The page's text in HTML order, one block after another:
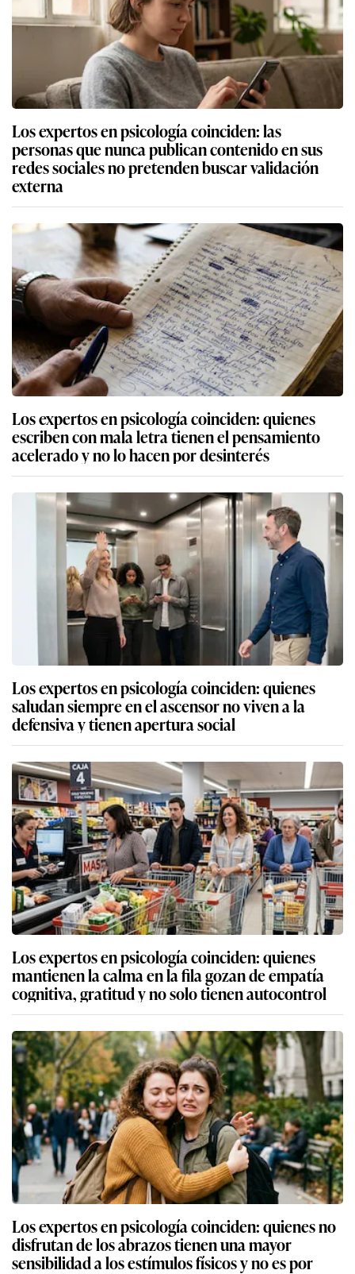
Los expertos en psicología coinciden: las
personas que nunca publican contenido en sus
redes sociales no pretenden buscar validación
externa
Los expertos en psicología coinciden: quienes
escriben con mala letra tienen el pensamiento
acelerado y no lo hacen por desinterés
Los expertos en psicología coinciden: quienes
saludan siempre en el ascensor no viven a la
defensiva y tienen apertura social
Los expertos en psicología coinciden: quienes
mantienen la calma en la fila gozan de empatía
cognitiva, gratitud y no solo tienen autocontrol
Los expertos en psicología coinciden: quienes no
disfrutan de los abrazos tienen una mayor
sensibilidad a los estímulos físicos y no es por